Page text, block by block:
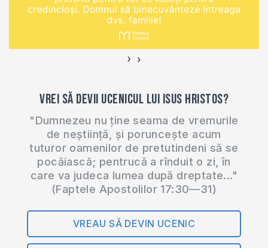
‹ ›
Vrei să devii ucenicul lui Isus Hristos?
"Dumnezeu nu ține seama de vremurile
de neștiință, și poruncește acum
tuturor oamenilor de pretutindeni să se
pocăiască; pentrucă a rînduit o zi, în
care va judeca lumea după dreptate..."
(Faptele Apostolilor 17:30—31)
VREAU SĂ DEVIN UCENIC